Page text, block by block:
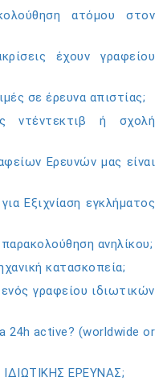
ατόμου στον
έχουν γραφείου
σε έρευνα απιστίας;
ντέντεκτιβ ή σχολή
Ερευνών μας είναι
Εξιχνίαση εγκλήματος
ανηλίκου;
κατασκοπεία;
γραφείου ιδιωτικών
24h active? (worldwide or
ΕΡΕΥΝΑΣ;